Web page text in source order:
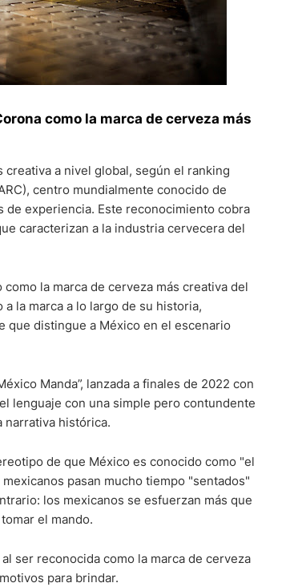
como la marca de cerveza más
creativa a nivel global, según el ranking
centro mundialmente conocido de
de experiencia. Este reconocimiento cobra
caracterizan a la industria cervecera del
la marca de cerveza más creativa del
la marca a lo largo de su historia,
distingue a México en el escenario
Manda”, lanzada a finales de 2022 con
lenguaje con una simple pero contundente
narrativa histórica.
de que México es conocido como "el
pasan mucho tiempo "sentados"
los mexicanos se esfuerzan más que
el mando.
ser reconocida como la marca de cerveza
para brindar.